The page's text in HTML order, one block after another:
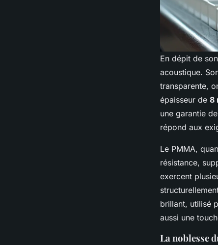
En dépit de
acoustique.
transparente,
épaisseur de 8
une garantie
répond aux
Le PMMA,
résistance,
exercent
brillant, utilisé
aussi une
La noblesse